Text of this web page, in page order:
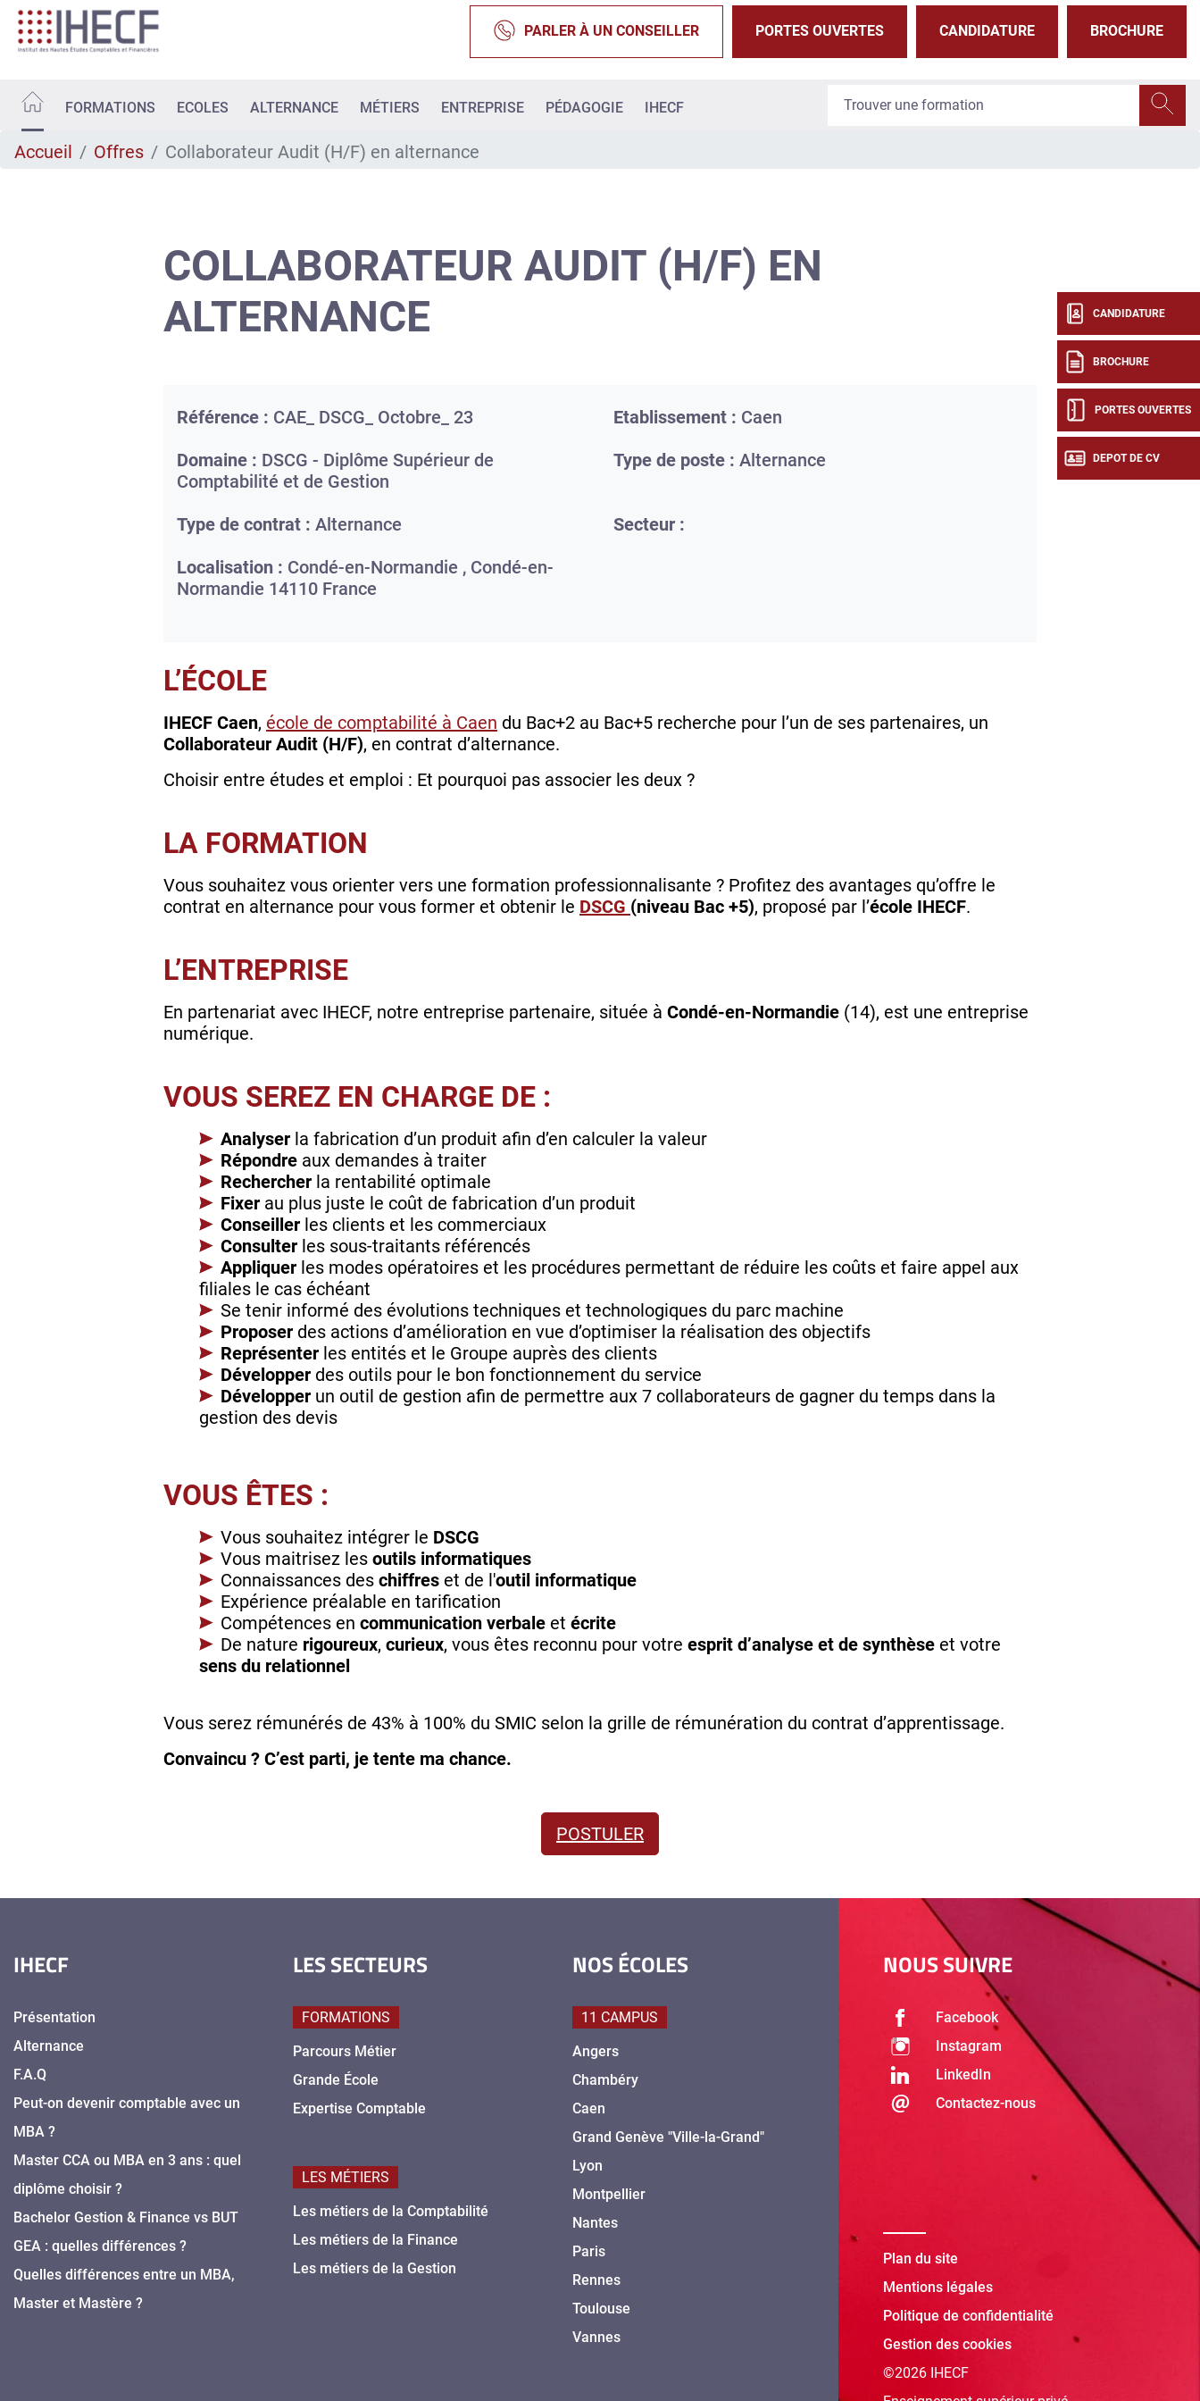
Aller
contenu
PARLER À UN CONSEILLER PORTES OUVERTES CANDIDATURE BROCHURE
FORMATIONS ECOLES ALTERNANCE MÉTIERS ENTREPRISE PÉDAGOGIE IHECF
CANDIDATURE
BROCHURE
PORTES OUVERTES
DEPOT DE CV
Accueil Offres Collaborateur Audit (H/F) en alternance
COLLABORATEUR AUDIT (H/F) EN
ALTERNANCE
Référence : CAE_ DSCG_ Octobre_ 23 Etablissement : Caen
Domaine : DSCG - Diplôme Supérieur de
Comptabilité et de Gestion
Type de poste : Alternance
Type de contrat : Alternance
Secteur :
Localisation : Condé-en-Normandie , Condé-en-
Normandie 14110 France
L’ÉCOLE
IHECF Caen, école de comptabilité à Caen du Bac+2 au Bac+5 recherche pour l’un de ses partenaires, un
Collaborateur Audit (H/F), en contrat d’alternance.
Choisir entre études et emploi : Et pourquoi pas associer les deux ?
LA FORMATION
Vous souhaitez vous orienter vers une formation professionnalisante ? Profitez des avantages qu’offre le
contrat en alternance pour vous former et obtenir le DSCG (niveau Bac +5), proposé par l’école IHECF.
L’ENTREPRISE
En partenariat avec IHECF, notre entreprise partenaire, située à Condé-en-Normandie (14), est une entreprise
numérique.
VOUS SEREZ EN CHARGE DE :
Analyser la fabrication d’un produit afin d’en calculer la valeur
Répondre aux demandes à traiter
Rechercher la rentabilité optimale
Fixer au plus juste le coût de fabrication d’un produit
Conseiller les clients et les commerciaux
Consulter les sous-traitants référencés
Appliquer les modes opératoires et les procédures permettant de réduire les coûts et faire appel aux
filiales le cas échéant
Se tenir informé des évolutions techniques et technologiques du parc machine
Proposer des actions d’amélioration en vue d’optimiser la réalisation des objectifs
Représenter les entités et le Groupe auprès des clients
Développer des outils pour le bon fonctionnement du service
Développer un outil de gestion afin de permettre aux 7 collaborateurs de gagner du temps dans la
gestion des devis
VOUS ÊTES :
Vous souhaitez intégrer le DSCG
Vous maitrisez les outils informatiques
Connaissances des chiffres et de l'outil informatique
Expérience préalable en tarification
Compétences en communication verbale et écrite
De nature rigoureux, curieux, vous êtes reconnu pour votre esprit d’analyse et de synthèse et votre
sens du relationnel
Vous serez rémunérés de 43% à 100% du SMIC selon la grille de rémunération du contrat d’apprentissage.
Convaincu ? C’est parti, je tente ma chance.
POSTULER
IHECF
Présentation
Alternance
F.A.Q
Peut-on devenir comptable avec un
MBA ?
Master CCA ou MBA en 3 ans : quel
diplôme choisir ?
Bachelor Gestion & Finance vs BUT
GEA : quelles différences ?
Quelles différences entre un MBA,
Master et Mastère ?
LES SECTEURS
FORMATIONS
Parcours Métier
Grande École
Expertise Comptable
LES MÉTIERS
Les métiers de la Comptabilité
Les métiers de la Finance
Les métiers de la Gestion
NOS ÉCOLES
11 CAMPUS
Angers
Chambéry
Caen
Grand Genève "Ville-la-Grand"
Lyon
Montpellier
Nantes
Paris
Rennes
Toulouse
Vannes
NOUS SUIVRE
Facebook
Instagram
LinkedIn
Contactez-nous
Plan du site
Mentions légales
Politique de confidentialité
Gestion des cookies
©2026 IHECF